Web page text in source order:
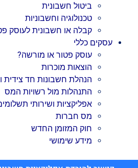
ביטול חשבונית
טכנולוגיה וחשבוניות
קבלה או חשבונית לעוסק
עסקים כללי
עוסק פטור או מורשה?
הוצאות מוכרות
הנהלת חשבונות חד צידית
התנהלות מול רשויות המס
אפליקציות ושירותי
מס חברות
חוק המזומן החדש
מידע שימושי